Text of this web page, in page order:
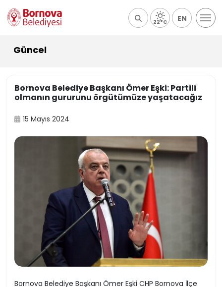
22°C EN
Güncel
Bornova Belediye Başkanı Ömer Eşki: Partili
olmanın gururunu örgütümüze yaşatacağız
15 Mayıs 2024
Bornova Belediye Başkanı Ömer Eşki CHP Bornova İlçe